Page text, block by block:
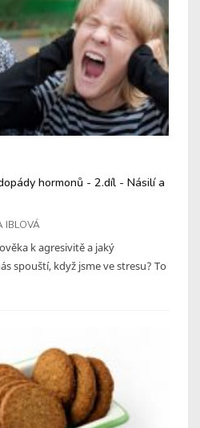
hormonů - 2.díl - Násilí a
IBLOVÁ
k agresivitě a jaký
spouští, když jsme ve stresu? To